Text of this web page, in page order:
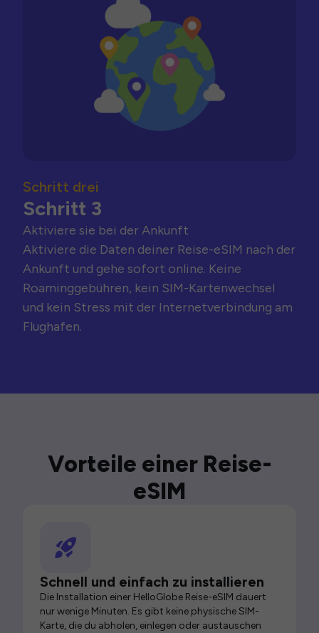
Schritt drei
Schritt 3
Aktiviere sie bei der Ankunft
Aktiviere die Daten deiner Reise-eSIM nach der
Ankunft und gehe sofort online. Keine
Roaminggebühren, kein SIM-Kartenwechsel
und kein Stress mit der Internetverbindung am
Flughafen.
Vorteile einer Reise-
eSIM
Schnell und einfach zu installieren
Die Installation einer HelloGlobe Reise-eSIM dauert
nur wenige Minuten. Es gibt keine physische SIM-
Karte, die du abholen, einlegen oder austauschen